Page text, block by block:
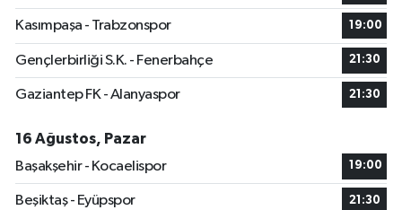
Kasımpaşa - Trabzonspor 19:00
Gençlerbirliği S.K. - Fenerbahçe 21:30
Gaziantep FK - Alanyaspor 21:30
16 Ağustos, Pazar
Başakşehir - Kocaelispor
19:00
Beşiktaş - Eyüpspor 21:30